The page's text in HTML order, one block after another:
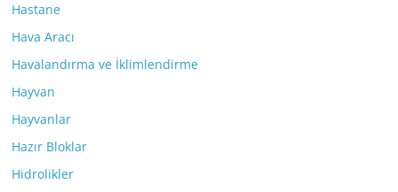
Hastane
Hava Aracı
Havalandırma ve İklimlendirme
Hayvan
Hayvanlar
Hazır Bloklar
Hidrolikler